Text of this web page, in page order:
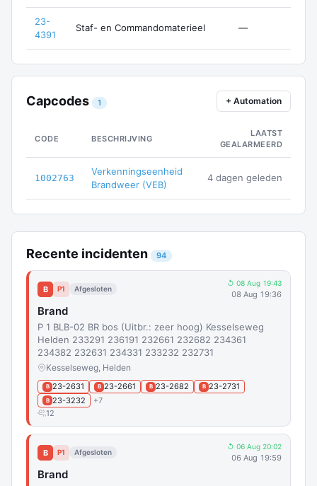
23-
4391
Staf- en Commandomaterieel —
Capcodes 1 + Automation
CODE BESCHRIJVING
LAATST
GEALARMEERD
1002763
Verkenningseenheid
Brandweer (VEB)
4 dagen geleden
Recente incidenten 94
B P1 Afgesloten
↺ 08 Aug 19:43
08 Aug 19:36
Brand
P 1 BLB-02 BR bos (Uitbr.: zeer hoog) Kesselseweg
Helden 233291 236191 232661 232682 234361
234382 232631 234331 233232 232731
Kesselseweg, Helden
B 23-2631 B 23-2661 B 23-2682 B 23-2731
B 23-3232
+7
12
B P1 Afgesloten
↺ 06 Aug 20:02
06 Aug 19:59
Brand